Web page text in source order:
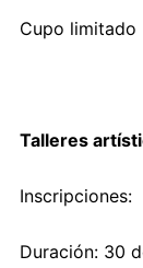
Cupo limitado
Talleres
Inscripciones:
Duración: 30